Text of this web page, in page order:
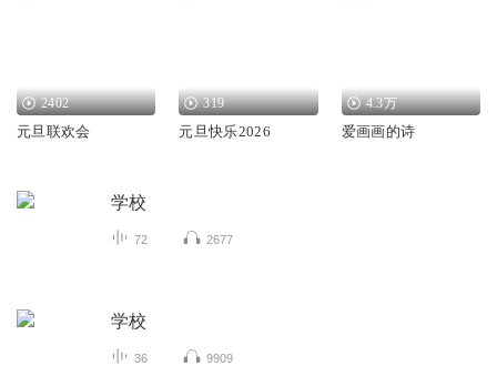
2402
元旦联欢会
319
元旦快乐2026
4.3万
爱画画的诗
学校
72 2677
学校
36 9909